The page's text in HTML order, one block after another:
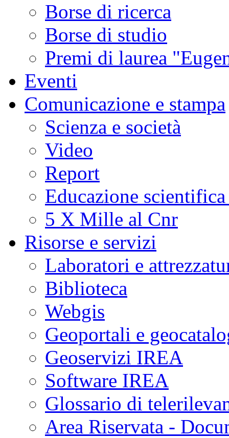
Borse di ricerca
Borse di studio
Premi di laurea
Eventi
Comunicazione e stampa
Scienza e società
Video
Report
Educazione
5 X Mille al Cnr
Risorse e servizi
Laboratori e
Biblioteca
Webgis
Geoportali e
Geoservizi IREA
Software IREA
Glossario di
Area Riservata -